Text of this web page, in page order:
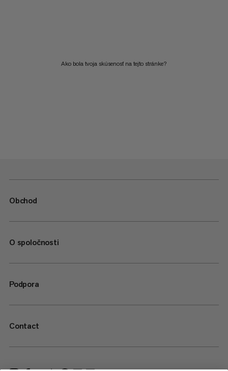
Ako bola tvoja skúsenosť na tejto stránke?
Obchod
O spoločnosti
Podpora
Contact